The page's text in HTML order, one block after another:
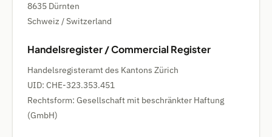
8635 Dürnten
Schweiz / Switzerland
Handelsregister / Commercial Register
Handelsregisteramt des Kantons Zürich
UID: CHE-323.353.451
Rechtsform: Gesellschaft mit beschränkter Haftung
(GmbH)